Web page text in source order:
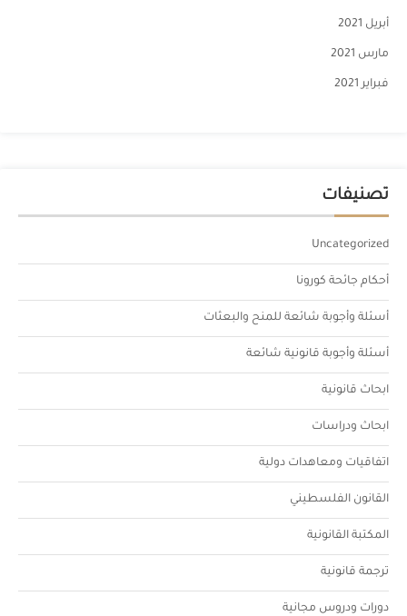
أبريل 2021
مارس 2021
فبراير 2021
تصنيفات
Uncategorized
أحكام جائحة كورونا
أسئلة وأجوبة شائعة للمنح والبعثات
أسئلة وأجوبة قانونية شائعة
ابحاث قانونية
ابحاث ودراسات
اتفاقيات ومعاهدات دولية
القانون الفلسطيني
المكتبة القانونية
ترجمة قانونية
دورات ودروس مجانية